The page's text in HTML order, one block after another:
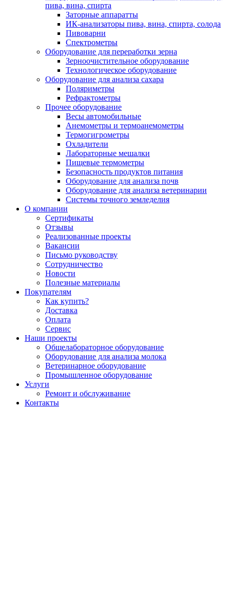
пива, вина, спирта
Заторные аппаратты
ИК-анализаторы пива, вина, спирта, солода
Пивоварни
Спектрометры
Оборудование для переработки зерна
Зерноочистительное оборудование
Технологическое оборудование
Оборудование для анализа сахара
Поляриметры
Рефрактометры
Прочее оборудование
Весы автомобильные
Анемометры и термоанемометры
Термогигрометры
Охладители
Лабораторные мешалки
Пищевые термометры
Безопасность продуктов питания
Оборудование для анализа почв
Оборудование для анализа ветеринарии
Системы точного земледелия
О компании
Сертификаты
Отзывы
Реализованные проекты
Вакансии
Письмо руководству
Сотрудничество
Новости
Полезные материалы
Покупателям
Как купить?
Доставка
Оплата
Сервис
Наши проекты
Общелабораторное оборудование
Оборудование для анализа молока
Ветеринарное оборудование
Промышленное оборудование
Услуги
Ремонт и обслуживание
Контакты